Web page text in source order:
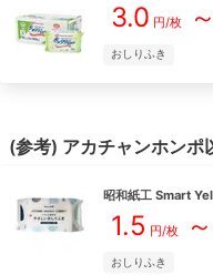
3.0 円/枚～
おしりふき
(参考) アカチャンホンポ
昭和紙工 Smart
1.5 円/枚～
おしりふき